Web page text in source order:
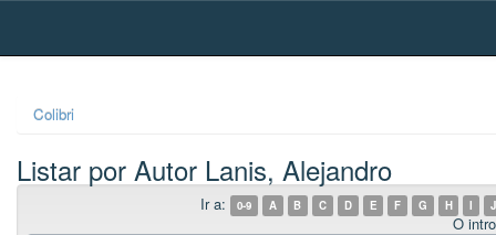
Skip
Colibri
Listar por Autor Lanis, Alejandro
Ir a: 0-9 A B C D E F G H I J
O